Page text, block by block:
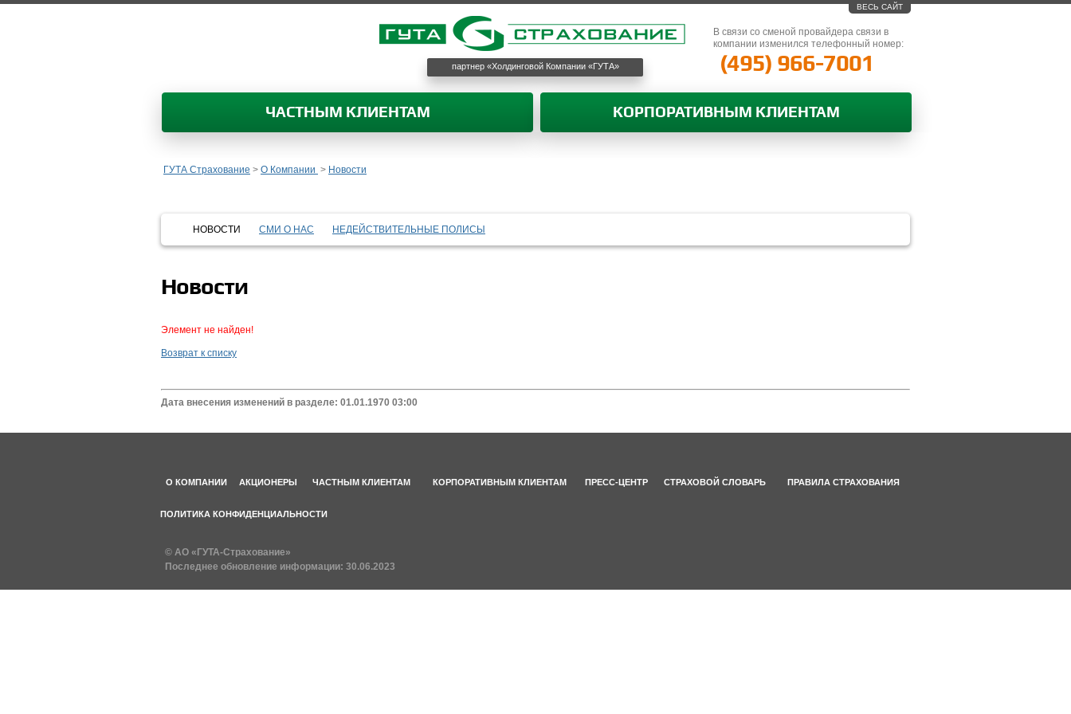
ВЕСЬ САЙТ
партнер «Холдинговой Компании «ГУТА»
В связи со сменой провайдера связи в
компании изменился телефонный номер:
(495) 966-7001
ЧАСТНЫМ КЛИЕНТАМ КОРПОРАТИВНЫМ КЛИЕНТАМ
ГУТА Страхование > О Компании > Новости
НОВОСТИ СМИ О НАС НЕДЕЙСТВИТЕЛЬНЫЕ ПОЛИСЫ
Новости
Элемент не найден!
Возврат к списку
Дата внесения изменений в разделе: 01.01.1970 03:00
О КОМПАНИИ АКЦИОНЕРЫ ЧАСТНЫМ КЛИЕНТАМ КОРПОРАТИВНЫМ КЛИЕНТАМ ПРЕСС-ЦЕНТР СТРАХОВОЙ СЛОВАРЬ ПРАВИЛА СТРАХОВАНИЯ
ПОЛИТИКА КОНФИДЕНЦИАЛЬНОСТИ
© АО «ГУТА-Страхование»
Последнее обновление информации: 30.06.2023